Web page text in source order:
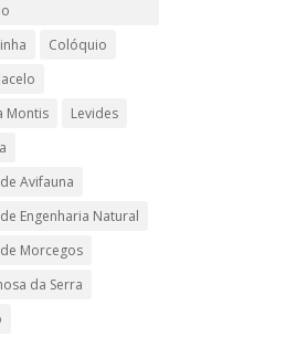
Colóquio
Montis
Levides
Avifauna
Engenharia Natural
Morcegos
da Serra